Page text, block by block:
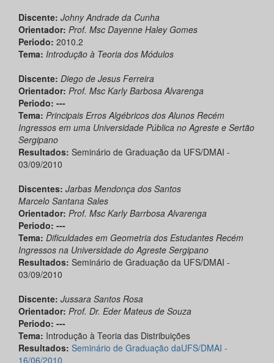
Discente: Johny Andrade da Cunha
Orientador: Prof. Msc Dayenne Haley Gomes
Periodo: 2010.2
Tema: Introdução à Teoria dos Módulos
Discente: Diego de Jesus Ferreira
Orientador: Prof. Msc Karly Barbosa Alvarenga
Periodo: ---
Tema: Principais Erros Algébricos dos Alunos Recém
Ingressos em uma Universidade Pública no Agreste e Sertão
Sergipano
Resultados: Seminário de Graduação da UFS/DMAI -
03/09/2010
Discentes: Jarbas Mendonça dos Santos
Marcelo Santana Sales
Orientador: Prof. Msc Karly Barrbosa Alvarenga
Periodo: ---
Tema: Dificuldades em Geometria dos Estudantes Recém
Ingressos na Universidade do Agreste Sergipano
Resultados: Seminário de Graduação da UFS/DMAI -
03/09/2010
Discente: Jussara Santos Rosa
Orientador: Prof. Dr. Eder Mateus de Souza
Periodo: ---
Tema: Introdução à Teoria das Distribuições
Resultados: Seminário de Graduação daUFS/DMAI -
16/06/2010